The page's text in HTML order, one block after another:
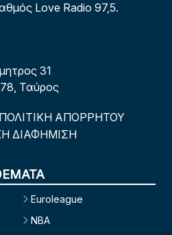
Love Radio 97,5.
31
Ταύρος
ΠΟΛΙΤΙΚΗ ΑΠΟΡΡΗΤΟΥ
ΔΙΑΦΗΜΙΣΗ
Euroleague
NBA